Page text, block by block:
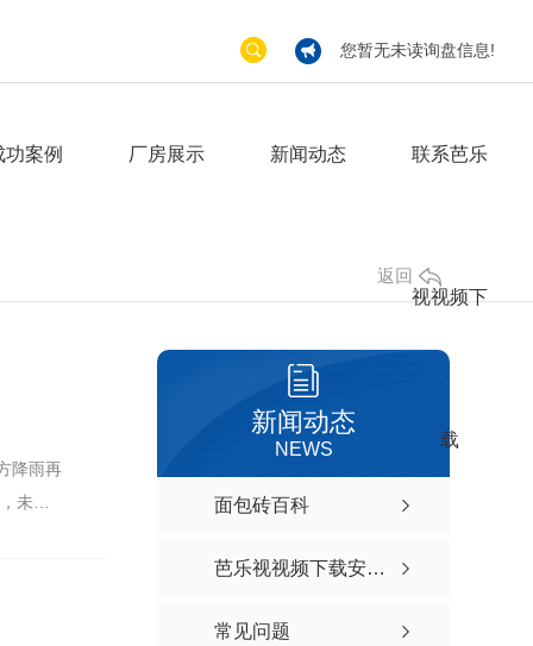
您暂无未读询盘信息!
功案例 厂房展示 新闻动态 联系芭乐
视视频下
载
返回
降雨再
来
新闻动态
NEWS
面包砖百科
芭乐视视频下载安装福宝制品资讯
常见问题